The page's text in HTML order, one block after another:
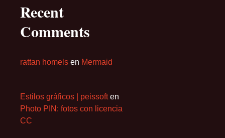
Recent
Comments
rattan homels en Mermaid
Estilos gráficos | peissoften
Photo PIN: fotos con licencia
CC